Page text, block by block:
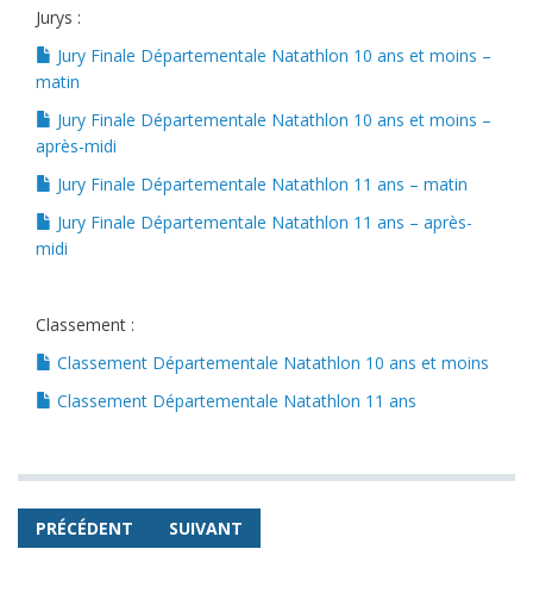
Jurys :
Jury Finale Départementale Natathlon 10 ans et moins –
matin
Jury Finale Départementale Natathlon 10 ans et moins –
après-midi
Jury Finale Départementale Natathlon 11 ans – matin
Jury Finale Départementale Natathlon 11 ans – après-
midi
Classement :
Classement Départementale Natathlon 10 ans et moins
Classement Départementale Natathlon 11 ans
PRÉCÉDENT SUIVANT